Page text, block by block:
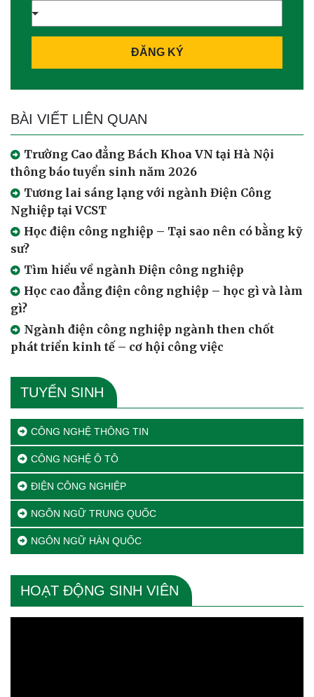
ĐĂNG KÝ
BÀI VIẾT LIÊN QUAN
Trường Cao đẳng Bách Khoa VN tại Hà Nội
thông báo tuyển sinh năm 2026
Tương lai sáng lạng với ngành Điện Công
Nghiệp tại VCST
Học điện công nghiệp – Tại sao nên có bằng kỹ
sư?
Tìm hiểu về ngành Điện công nghiệp
Học cao đẳng điện công nghiệp – học gì và làm
gì?
Ngành điện công nghiệp ngành then chốt
phát triển kinh tế – cơ hội công việc
TUYỂN SINH
CÔNG NGHỆ THÔNG TIN
CÔNG NGHỆ Ô TÔ
ĐIỆN CÔNG NGHIỆP
NGÔN NGỮ TRUNG QUỐC
NGÔN NGỮ HÀN QUỐC
HOẠT ĐỘNG SINH VIÊN